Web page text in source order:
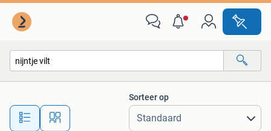
Alle afstanden…
Sorteer op